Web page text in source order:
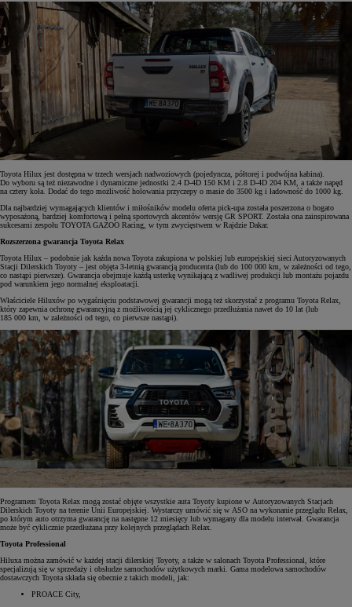
Toyota Hilux jest dostępna w trzech wersjach nadwoziowych (pojedyncza, półtorej i podwójna kabina).
Do wyboru są też niezawodne i dynamiczne jednostki 2.4 D-4D 150 KM i 2.8 D-4D 204 KM, a także napęd
na cztery koła. Dodać do tego możliwość holowania przyczepy o masie do 3500 kg i ładowność do 1000 kg.
Dla najbardziej wymagających klientów i miłośników modelu oferta pick-upa została poszerzona o bogato
wyposażoną, bardziej komfortową i pełną sportowych akcentów wersję GR SPORT. Została ona zainspirowana
sukcesami zespołu TOYOTA GAZOO Racing, w tym zwycięstwem w Rajdzie Dakar.
Rozszerzona gwarancja Toyota Relax
Toyota Hilux – podobnie jak każda nowa Toyota zakupiona w polskiej lub europejskiej sieci Autoryzowanych
Stacji Dilerskich Toyoty – jest objęta 3-letnią gwarancją producenta (lub do 100 000 km, w zależności od tego,
co nastąpi pierwsze). Gwarancja obejmuje każdą usterkę wynikającą z wadliwej produkcji lub montażu pojazdu
pod warunkiem jego normalnej eksploatacji.
Właściciele Hiluxów po wygaśnięciu podstawowej gwarancji mogą też skorzystać z programu Toyota Relax,
który zapewnia ochronę gwarancyjną z możliwością jej cyklicznego przedłużania nawet do 10 lat (lub
185 000 km, w zależności od tego, co pierwsze nastąpi).
Programem Toyota Relax mogą zostać objęte wszystkie auta Toyoty kupione w Autoryzowanych Stacjach
Dilerskich Toyoty na terenie Unii Europejskiej. Wystarczy umówić się w ASO na wykonanie przeglądu Relax,
po którym auto otrzyma gwarancję na następne 12 miesięcy lub wymagany dla modelu interwał. Gwarancja
może być cyklicznie przedłużana przy kolejnych przeglądach Relax.
Toyota Professional
Hiluxa można zamówić w każdej stacji dilerskiej Toyoty, a także w salonach Toyota Professional, które
specjalizują się w sprzedaży i obsłudze samochodów użytkowych marki. Gama modelowa samochodów
dostawczych Toyota składa się obecnie z takich modeli, jak:
PROACE City,